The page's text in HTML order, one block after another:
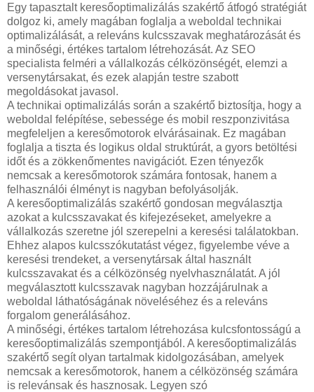
Egy tapasztalt keresőoptimalizálás szakértő átfogó stratégiát
dolgoz ki, amely magában foglalja a weboldal technikai
optimalizálását, a releváns kulcsszavak meghatározását és
a minőségi, értékes tartalom létrehozását. Az SEO
specialista felméri a vállalkozás célközönségét, elemzi a
versenytársakat, és ezek alapján testre szabott
megoldásokat javasol.
A technikai optimalizálás során a szakértő biztosítja, hogy a
weboldal felépítése, sebessége és mobil reszponzivitása
megfeleljen a keresőmotorok elvárásainak. Ez magában
foglalja a tiszta és logikus oldal struktúrát, a gyors betöltési
időt és a zökkenőmentes navigációt. Ezen tényezők
nemcsak a keresőmotorok számára fontosak, hanem a
felhasználói élményt is nagyban befolyásolják.
A keresőoptimalizálás szakértő gondosan megválasztja
azokat a kulcsszavakat és kifejezéseket, amelyekre a
vállalkozás szeretne jól szerepelni a keresési találatokban.
Ehhez alapos kulcsszókutatást végez, figyelembe véve a
keresési trendeket, a versenytársak által használt
kulcsszavakat és a célközönség nyelvhasználatát. A jól
megválasztott kulcsszavak nagyban hozzájárulnak a
weboldal láthatóságának növeléséhez és a releváns
forgalom generálásához.
A minőségi, értékes tartalom létrehozása kulcsfontosságú a
keresőoptimalizálás szempontjából. A keresőoptimalizálás
szakértő segít olyan tartalmak kidolgozásában, amelyek
nemcsak a keresőmotorok, hanem a célközönség számára
is relevánsak és hasznosak. Legyen szó